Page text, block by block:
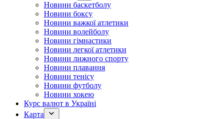
Новини баскетболу
Новини боксу
Новини важкої атлетики
Новини волейболу
Новини гімнастики
Новини легкої атлетики
Новини лижного спорту
Новини плавання
Новини тенісу
Новини футболу
Новини хокею
Курс валют в Україні
Карта